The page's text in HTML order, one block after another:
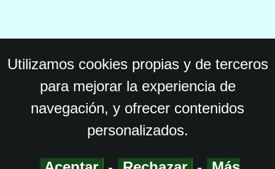
Utilizamos cookies propias y de terceros
para mejorar la experiencia de
navegación, y ofrecer contenidos
personalizados.